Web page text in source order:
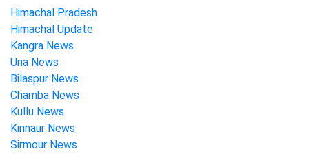
Himachal Pradesh
Himachal Update
Kangra News
Una News
Bilaspur News
Chamba News
Kullu News
Kinnaur News
Sirmour News